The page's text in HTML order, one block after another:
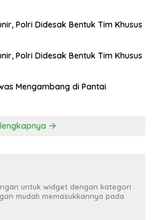
Polri Didesak Bentuk Tim Khusus
Polri Didesak Bentuk Tim Khusus
Mengambang di Pantai
untuk widget dengan kategori
mudah memasukkannya pada